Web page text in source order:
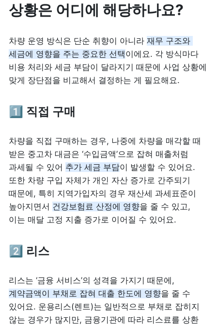
상황은 어디에 해당하나요?
차량 운영 방식은 단순 취향이 아니라 재무 구조와
세금에 영향을 주는 중요한 선택이에요. 각 방식마다
비용 처리와 세금 부담이 달라지기 때문에 사업 상황에
맞게 장단점을 비교해서 결정하는 게 필요해요.
1️⃣ 직접 구매
차량을 직접 구매하는 경우, 나중에 차량을 매각할 때
받은 중고차 대금은 ‘수입금액’으로 잡혀 매출처럼
과세될 수 있어 추가 세금 부담이 발생할 수 있어요.
또한 차량 구입 자체가 개인 자산 증가로 간주되기
때문에, 특히 지역가입자의 경우 재산세 과세표준이
높아지면서 건강보험료 산정에 영향을 줄 수 있고,
이는 매달 고정 지출 증가로 이어질 수 있어요.
2️⃣ 리스
계약금액이 부채로 잡혀 대출 한도에 영향을 줄 수
있어요. 운용리스(렌트)는 일반적으로 부채로 잡히지
않는 경우가 많지만, 금융기관에 따라 리스료를 상환